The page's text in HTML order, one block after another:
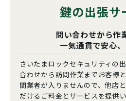
鍵の出張サ
問い合わせから作
一気通貫で安心、
さいたまロックセキュリティの
合わせから訪問作業までお客様
間業者が入りませんので、他店
だけるご料金とサービスを提供い